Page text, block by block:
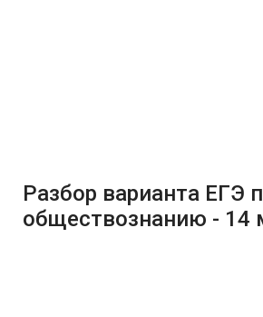
Разбор варианта ЕГЭ
обществознанию - 14